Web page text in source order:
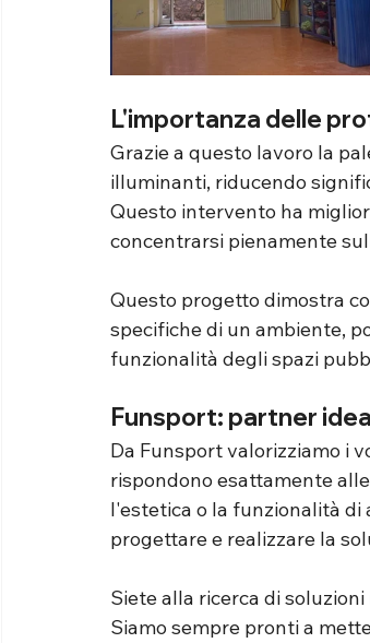
L'importanza delle
Grazie a questo lavoro la
illuminanti, riducendo
Questo intervento ha
concentrarsi pienamente
Questo progetto dimostra
specifiche di un ambiente,
funzionalità degli spazi
Funsport: partner
Da Funsport valorizziamo i
rispondono esattamente
l'estetica o la funzionalità di
progettare e realizzare la
Siete alla ricerca di
Siamo sempre pronti a